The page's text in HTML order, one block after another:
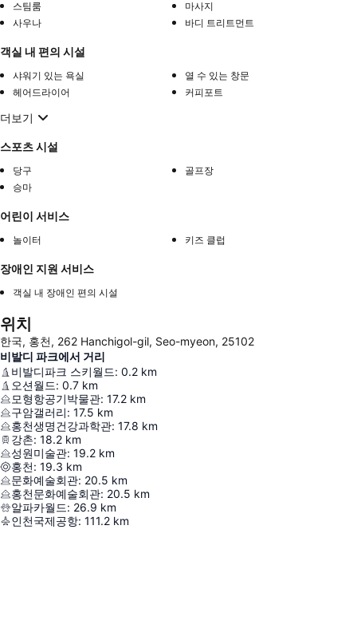
스팀룸
마사지
사우나
바디 트리트먼트
객실 내 편의 시설
샤워기 있는 욕실
열 수 있는 창문
헤어드라이어
커피포트
더보기
스포츠 시설
당구
골프장
승마
어린이 서비스
놀이터 키즈 클럽
장애인 지원 서비스
객실 내 장애인 편의 시설
위치
한국, 홍천, 262 Hanchigol-gil, Seo-myeon, 25102
비발디 파크에서 거리
비발디파크 스키월드: 0.2 km
오션월드: 0.7 km
모형항공기박물관: 17.2 km
구암갤러리: 17.5 km
홍천생명건강과학관: 17.8 km
강촌: 18.2 km
성원미술관: 19.2 km
홍천: 19.3 km
문화예술회관: 20.5 km
홍천문화예술회관: 20.5 km
알파카월드: 26.9 km
인천국제공항: 111.2 km